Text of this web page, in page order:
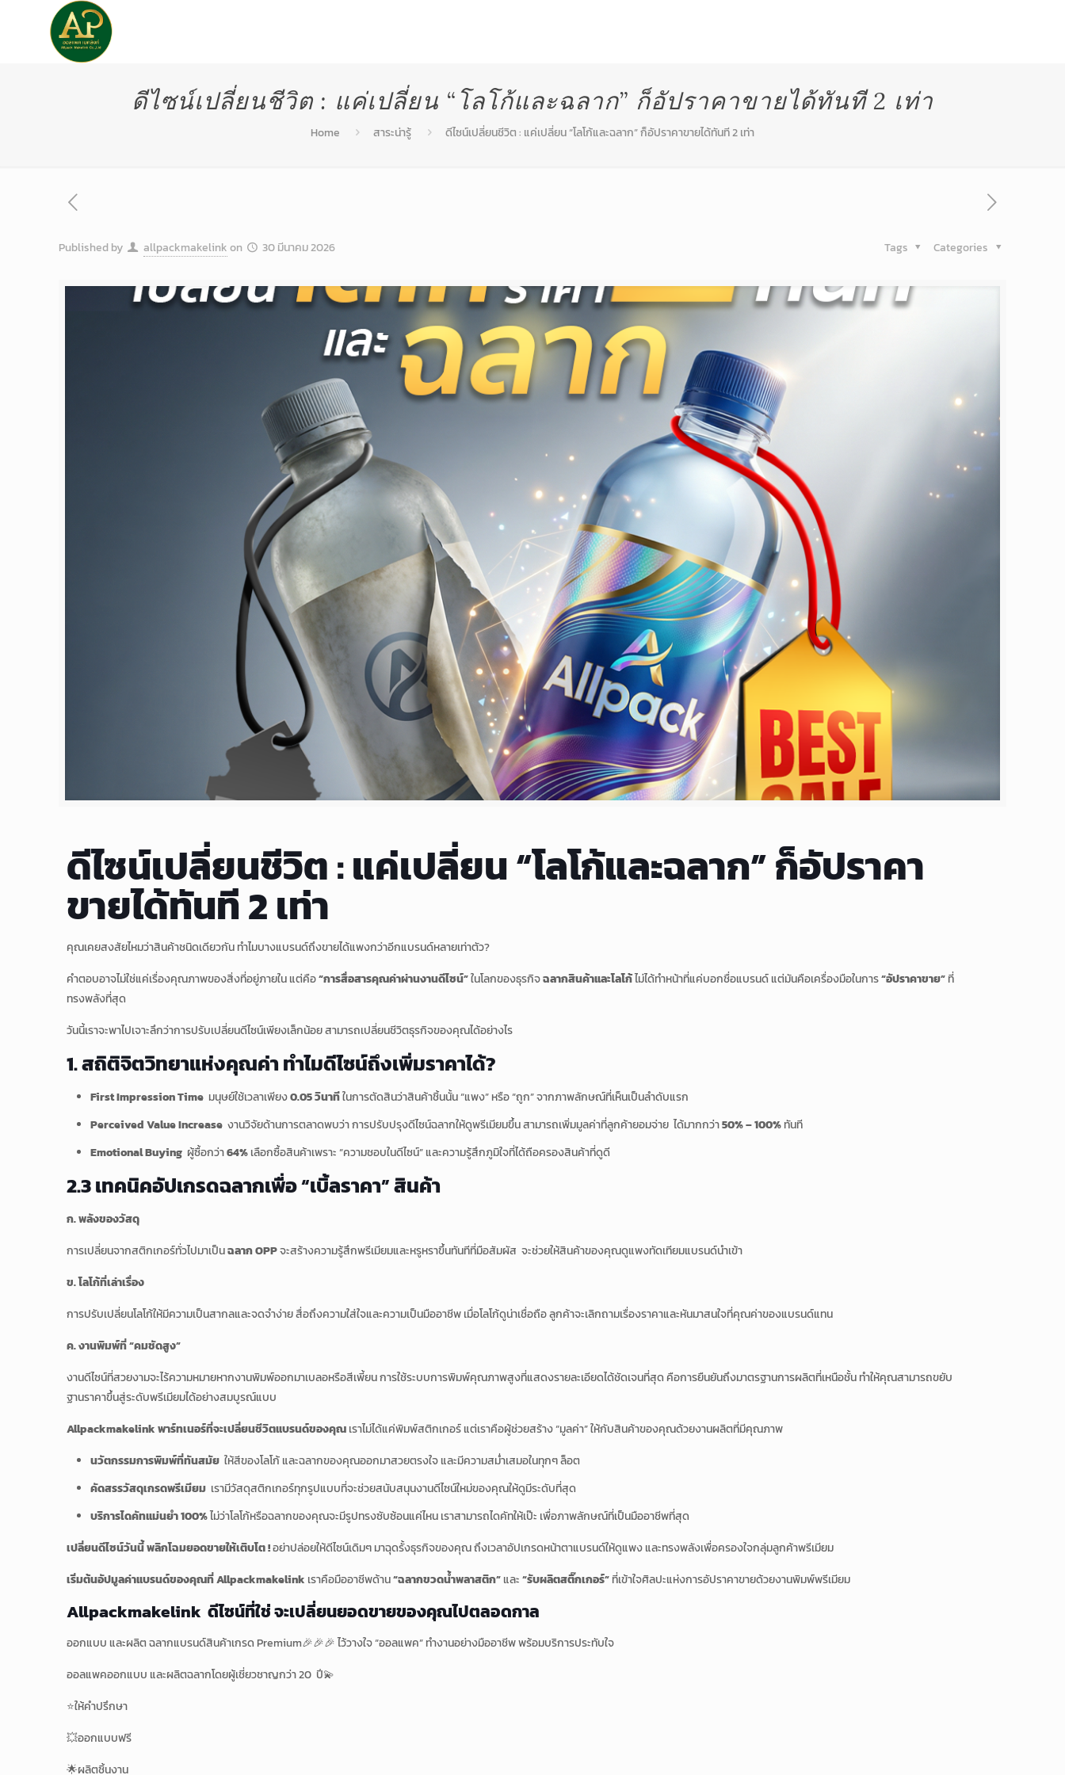
ดีไซน์เปลี่ยนชีวิต : แค่เปลี่ยน “โลโก้และฉลาก” ก็อัปราคาขายได้ทันที 2 เท่า
Home สาระน่ารู้ ดีไซน์เปลี่ยนชีวิต : แค่เปลี่ยน “โลโก้และฉลาก” ก็อัปราคาขายได้ทันที 2 เท่า
Published by allpackmakelinkon 30 มีนาคม 2026 Categories
Tags
ดีไซน์เปลี่ยนชีวิต : แค่เปลี่ยน “โลโก้และฉลาก” ก็อัปราคา
ขายได้ทันที 2 เท่า
คุณเคยสงสัยไหมว่าสินค้าชนิดเดียวกัน ทำไมบางแบรนด์ถึงขายได้แพงกว่าอีกแบรนด์หลายเท่าตัว?
คำตอบอาจไม่ใช่แค่เรื่องคุณภาพของสิ่งที่อยู่ภายใน แต่คือ“การสื่อสารคุณค่าผ่านงานดีไซน์”ในโลกของธุรกิจฉลากสินค้าและโลโก้ไม่ได้ทำหน้าที่แค่บอกชื่อแบรนด์ แต่มันคือเครื่องมือในการ“อัปราคาขาย”ที่
ทรงพลังที่สุด
วันนี้เราจะพาไปเจาะลึกว่าการปรับเปลี่ยนดีไซน์เพียงเล็กน้อย สามารถเปลี่ยนชีวิตธุรกิจของคุณได้อย่างไร
1. สถิติจิตวิทยาแห่งคุณค่า ทำไมดีไซน์ถึงเพิ่มราคาได้?
First Impression Time มนุษย์ใช้เวลาเพียง0.05 วินาทีในการตัดสินว่าสินค้าชิ้นนั้น “แพง” หรือ “ถูก” จากภาพลักษณ์ที่เห็นเป็นลำดับแรก
Perceived Value Increase งานวิจัยด้านการตลาดพบว่า การปรับปรุงดีไซน์ฉลากให้ดูพรีเมียมขึ้น สามารถเพิ่มมูลค่าที่ลูกค้ายอมจ่าย ได้มากกว่า50% – 100%ทันที
Emotional Buying ผู้ซื้อกว่า64%เลือกซื้อสินค้าเพราะ “ความชอบในดีไซน์” และความรู้สึกภูมิใจที่ได้ถือครองสินค้าที่ดูดี
2.3 เทคนิคอัปเกรดฉลากเพื่อ “เบิ้ลราคา” สินค้า
ก. พลังของวัสดุ
การเปลี่ยนจากสติกเกอร์ทั่วไปมาเป็นฉลาก OPPจะสร้างความรู้สึกพรีเมียมและหรูหราขึ้นทันทีที่มือสัมผัส จะช่วยให้สินค้าของคุณดูแพงทัดเทียมแบรนด์นำเข้า
ข. โลโก้ที่เล่าเรื่อง
การปรับเปลี่ยนโลโก้ให้มีความเป็นสากลและจดจำง่าย สื่อถึงความใส่ใจและความเป็นมืออาชีพ เมื่อโลโก้ดูน่าเชื่อถือ ลูกค้าจะเลิกถามเรื่องราคาและหันมาสนใจที่คุณค่าของแบรนด์แทน
ค. งานพิมพ์ที่ “คมชัดสูง”
งานดีไซน์ที่สวยงามจะไร้ความหมายหากงานพิมพ์ออกมาเบลอหรือสีเพี้ยน การใช้ระบบการพิมพ์คุณภาพสูงที่แสดงรายละเอียดได้ชัดเจนที่สุด คือการยืนยันถึงมาตรฐานการผลิตที่เหนือชั้น ทำให้คุณสามารถขยับ
ฐานราคาขึ้นสู่ระดับพรีเมียมได้อย่างสมบูรณ์แบบ
Allpackmakelink พาร์ทเนอร์ที่จะเปลี่ยนชีวิตแบรนด์ของคุณเราไม่ได้แค่พิมพ์สติกเกอร์ แต่เราคือผู้ช่วยสร้าง “มูลค่า” ให้กับสินค้าของคุณด้วยงานผลิตที่มีคุณภาพ
นวัตกรรมการพิมพ์ที่ทันสมัย ให้สีของโลโก้ และฉลากของคุณออกมาสวยตรงใจ และมีความสม่ำเสมอในทุกๆ ล็อต
คัดสรรวัสดุเกรดพรีเมียม เรามีวัสดุสติกเกอร์ทุกรูปแบบที่จะช่วยสนับสนุนงานดีไซน์ใหม่ของคุณให้ดูมีระดับที่สุด
บริการไดคัทแม่นยำ 100%ไม่ว่าโลโก้หรือฉลากของคุณจะมีรูปทรงซับซ้อนแค่ไหน เราสามารถไดคัทให้เป๊ะ เพื่อภาพลักษณ์ที่เป็นมืออาชีพที่สุด
เปลี่ยนดีไซน์วันนี้ พลิกโฉมยอดขายให้เติบโต !อย่าปล่อยให้ดีไซน์เดิมๆ มาฉุดรั้งธุรกิจของคุณ ถึงเวลาอัปเกรดหน้าตาแบรนด์ให้ดูแพง และทรงพลังเพื่อครองใจกลุ่มลูกค้าพรีเมียม
เริ่มต้นอัปมูลค่าแบรนด์ของคุณที่ Allpackmakelink เราคือมืออาชีพด้าน“ฉลากขวดน้ำพลาสติก”และ“รับผลิตสติ๊กเกอร์”ที่เข้าใจศิลปะแห่งการอัปราคาขายด้วยงานพิมพ์พรีเมียม
Allpackmakelink ดีไซน์ที่ใช่ จะเปลี่ยนยอดขายของคุณไปตลอดกาล
ออกแบบ และผลิต ฉลากแบรนด์สินค้าเกรด Premium🎉🎉🎉 ไว้วางใจ “ออลแพค” ทำงานอย่างมืออาชีพ พร้อมบริการประทับใจ
ออลแพคออกแบบ และผลิตฉลากโดยผู้เชี่ยวชาญกว่า 20 ปี💫
⭐️ให้คำปรึกษา
💥ออกแบบฟรี
🌟ผลิตชิ้นงาน